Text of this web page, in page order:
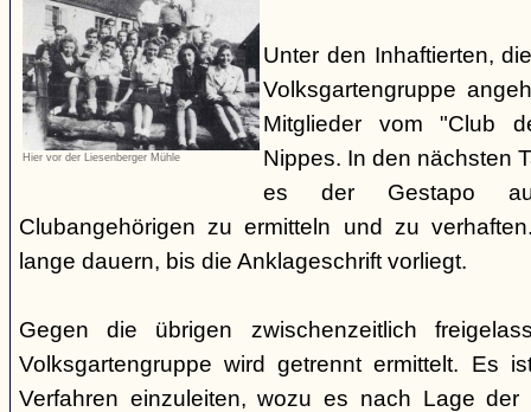
Hier vor der Liesenberger Mühle
Unter den Inhaftierten,
Volksgartengruppe
Mitglieder vom "Club
Nippes. In den nächsten
es der Gestapo
Clubangehörigen zu ermitteln und zu
lange dauern, bis die Anklageschrift vorliegt.
Gegen die übrigen zwischenzeitlich
Volksgartengruppe wird getrennt ermittelt. Es
Verfahren einzuleiten, wozu es nach Lage